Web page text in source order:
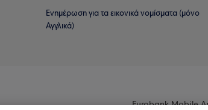
Ενημέρωση για τα εικονικά νομίσματα (μόνο
Αγγλικά)
Eurobank Mobile